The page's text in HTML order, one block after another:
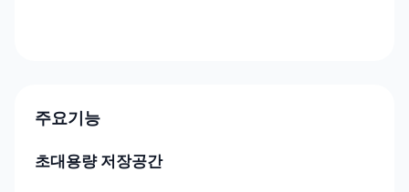
주요기능
초대용량 저장공간